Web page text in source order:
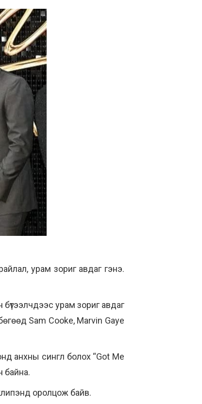
урам зориг авдаг гэнэ.
урам зориг авдаг
Sam Cooke, Marvin Gaye
анхны сингл болох “Got Me
байна.
оролцож байв.